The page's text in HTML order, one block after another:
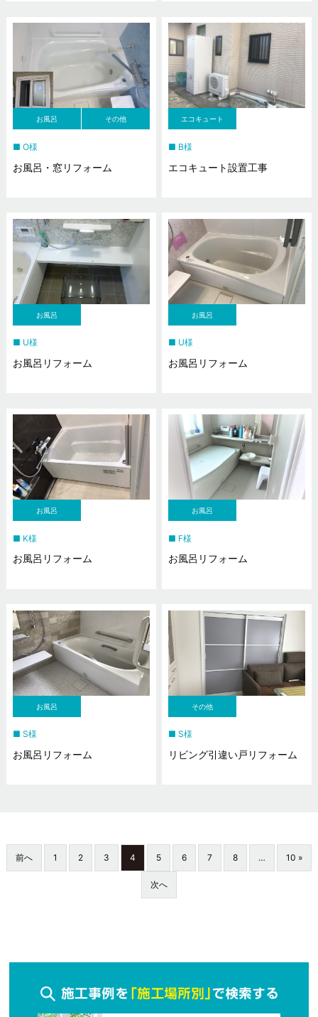
お風呂 その他
O様
お風呂・窓リフォーム
エコキュート
B様
エコキュート設置工事
お風呂
U様
お風呂リフォーム
お風呂
U様
お風呂リフォーム
お風呂
K様
お風呂リフォーム
お風呂
F様
お風呂リフォーム
お風呂
S様
お風呂リフォーム
その他
S様
リビング引違い戸リフォーム
前へ 1 2 3 4 5 6 7 8 … 10 »
次へ